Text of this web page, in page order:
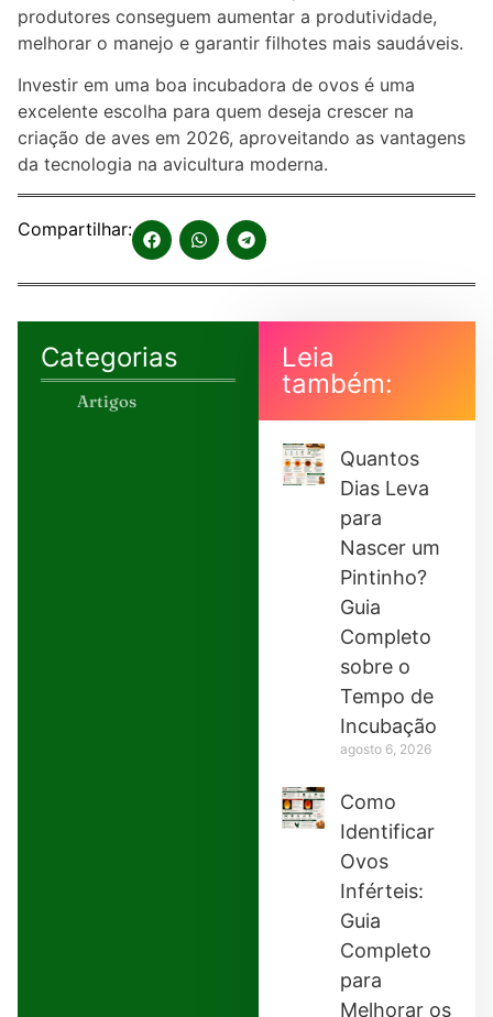
produtores conseguem aumentar a produtividade,
melhorar o manejo e garantir filhotes mais saudáveis.
Investir em uma boa incubadora de ovos é uma
excelente escolha para quem deseja crescer na
criação de aves em 2026, aproveitando as vantagens
da tecnologia na avicultura moderna.
Compartilhar:
Categorias
Artigos
Leia
também:
Quantos
Dias Leva
para
Nascer um
Pintinho?
Guia
Completo
sobre o
Tempo de
Incubação
agosto 6, 2026
Como
Identificar
Ovos
Inférteis:
Guia
Completo
para
Melhorar os